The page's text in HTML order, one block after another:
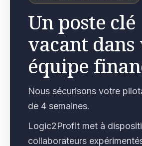
Un poste clé
vacant
équipe
Nous sécurisons votre
de 4 semaines.
Logic2Profit met à
collaborateurs